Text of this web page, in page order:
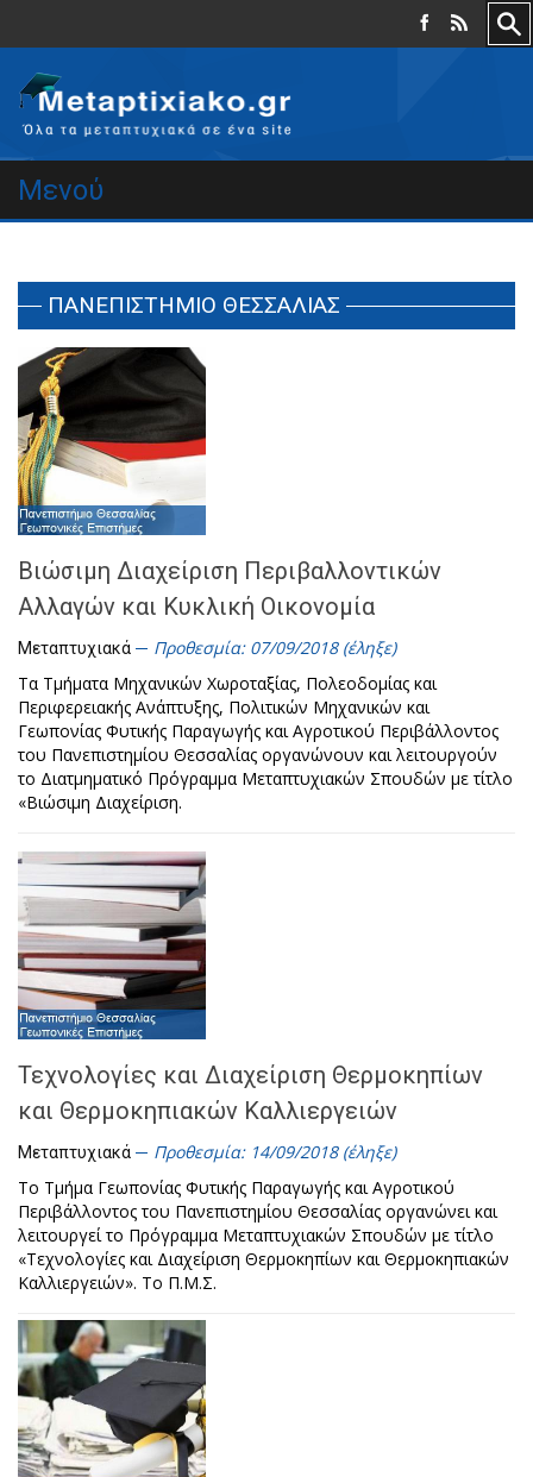
Μενού
ΠΑΝΕΠΙΣΤΗΜΙΟ ΘΕΣΣΑΛΙΑΣ
Βιώσιμη Διαχείριση Περιβαλλοντικών
Αλλαγών και Κυκλική Οικονομία
Μεταπτυχιακά
Προθεσμία: 07/09/2018 (έληξε)
Τα Τμήματα Μηχανικών Χωροταξίας, Πολεοδομίας και
Περιφερειακής Ανάπτυξης, Πολιτικών Μηχανικών και
Γεωπονίας Φυτικής Παραγωγής και Αγροτικού Περιβάλλοντος
του Πανεπιστημίου Θεσσαλίας οργανώνουν και λειτουργούν
το Διατμηματικό Πρόγραμμα Μεταπτυχιακών Σπουδών με τίτλο
«Βιώσιμη Διαχείριση.
Τεχνολογίες και Διαχείριση Θερμοκηπίων
και Θερμοκηπιακών Καλλιεργειών
Μεταπτυχιακά
Προθεσμία: 14/09/2018 (έληξε)
Το Τμήμα Γεωπονίας Φυτικής Παραγωγής και Αγροτικού
Περιβάλλοντος του Πανεπιστημίου Θεσσαλίας οργανώνει και
λειτουργεί το Πρόγραμμα Μεταπτυχιακών Σπουδών με τίτλο
«Τεχνολογίες και Διαχείριση Θερμοκηπίων και Θερμοκηπιακών
Καλλιεργειών». Το Π.Μ.Σ.